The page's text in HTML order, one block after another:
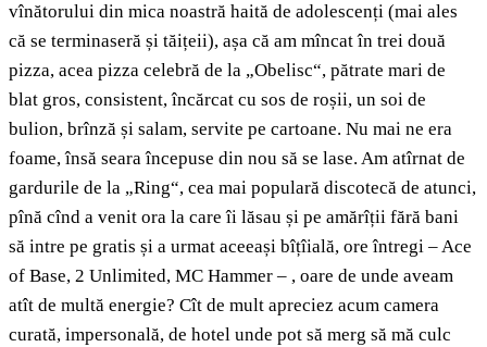
vînătorului din mica noastră haită de adolescenți (mai ales
că se terminaseră și tăițeii), așa că am mîncat în trei două
pizza, acea pizza celebră de la „Obelisc“, pătrate mari de
blat gros, consistent, încărcat cu sos de roșii, un soi de
bulion, brînză și salam, servite pe cartoane. Nu mai ne era
foame, însă seara începuse din nou să se lase. Am atîrnat de
gardurile de la „Ring“, cea mai populară discotecă de atunci,
pînă cînd a venit ora la care îi lăsau și pe amărîții fără bani
să intre pe gratis și a urmat aceeași bîțîială, ore întregi – Ace
of Base, 2 Unlimited, MC Hammer – , oare de unde aveam
atît de multă energie? Cît de mult apreciez acum camera
curată, impersonală, de hotel unde pot să merg să mă culc